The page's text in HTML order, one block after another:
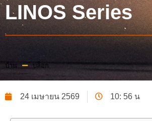
LINOS Series
บ้าน บล็อก
24 เมษายน 2569 10: 56 น